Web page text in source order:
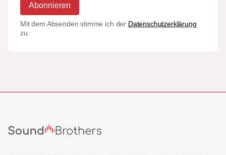
Abonnieren
Mit dem Absenden stimme ich der Datenschutzerklärung
zu.